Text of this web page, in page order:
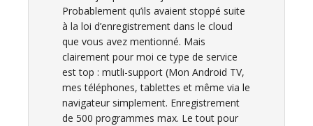
Probablement qu’ils avaient stoppé suite
à la loi d’enregistrement dans le cloud
que vous avez mentionné. Mais
clairement pour moi ce type de service
est top : mutli-support (Mon Android TV,
mes téléphones, tablettes et même via le
navigateur simplement. Enregistrement
de 500 programmes max. Le tout pour